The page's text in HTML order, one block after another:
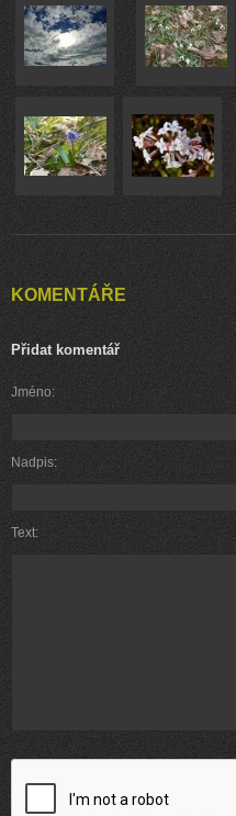
KOMENTÁŘE
Přidat komentář
Jméno:
Nadpis:
Text: